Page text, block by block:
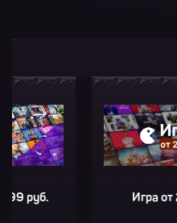
Игра от 249р.